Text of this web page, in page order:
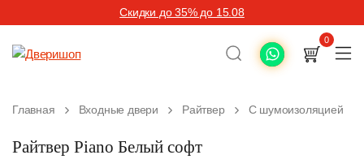
Скидки до 35% до 15.08
0
Главная Входные двери Райтвер С шумоизоляцией
Райтвер Piano Белый софт